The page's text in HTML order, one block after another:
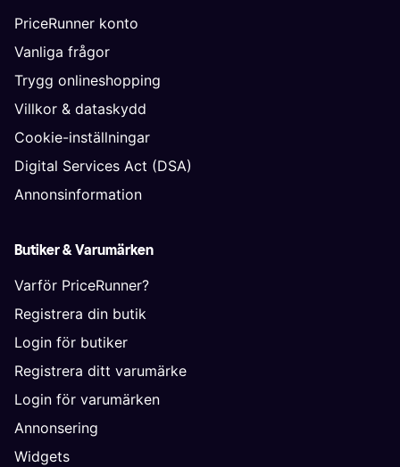
PriceRunner konto
Vanliga frågor
Trygg onlineshopping
Villkor & dataskydd
Cookie-inställningar
Digital Services Act (DSA)
Annonsinformation
Butiker & Varumärken
Varför PriceRunner?
Registrera din butik
Login för butiker
Registrera ditt varumärke
Login för varumärken
Annonsering
Widgets